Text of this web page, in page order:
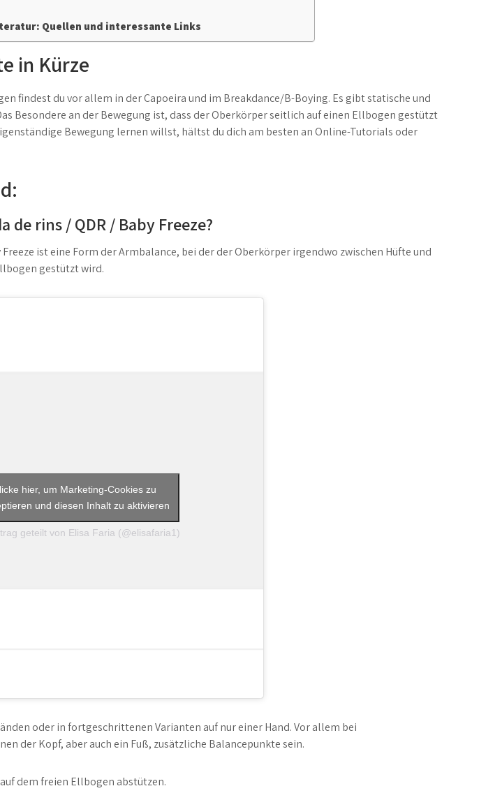
Quellen und interessante Links
in Kürze
findest du vor allem in der Capoeira und im Breakdance/B-Boying. Es gibt statische und
Besondere an der Bewegung ist, dass der Oberkörper seitlich auf einen Ellbogen gestützt
Bewegung lernen willst, hältst du dich am besten an Online-Tutorials oder
de rins / QDR / Baby Freeze?
Freeze ist eine Form der Armbalance, bei der der Oberkörper irgendwo zwischen Hüfte und
gestützt wird.
geteilt von Elisa Faria (@elisafaria1)
hier, um Marketing-Cookies zu
und diesen Inhalt zu aktivieren
oder in fortgeschrittenen Varianten auf nur einer Hand. Vor allem bei
der Kopf, aber auch ein Fuß, zusätzliche Balancepunkte sein.
dem freien Ellbogen abstützen.